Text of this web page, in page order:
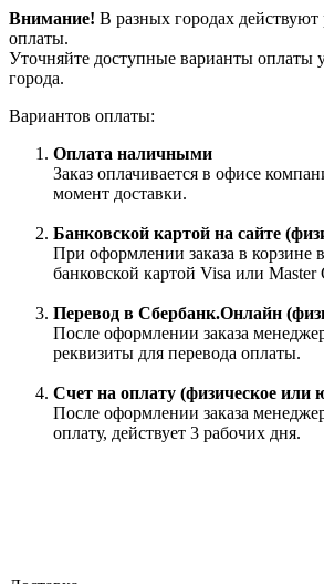
Внимание! В разных городах действуют
оплаты.
Уточняйте доступные варианты оплаты
города.
Вариантов оплаты:
Оплата наличными
Заказ оплачивается в офисе
момент доставки.
Банковской картой на сайте
При оформлении заказа в корзине
банковской картой Visa или Master
Перевод в Сбербанк.Онлайн
После оформлении заказа
реквизиты для перевода оплаты.
Счет на оплату (физическое или
После оформлении заказа
оплату, действует 3 рабочих дня.